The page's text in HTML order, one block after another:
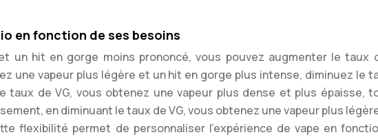
en fonction de ses besoins
un hit en gorge moins prononcé, vous pouvez augmenter le taux
une vapeur plus légère et un hit en gorge plus intense, diminuez le
taux de VG, vous obtenez une vapeur plus dense et plus épaisse,
en diminuant le taux de VG, vous obtenez une vapeur plus
flexibilité permet de personnaliser l’expérience de vape en